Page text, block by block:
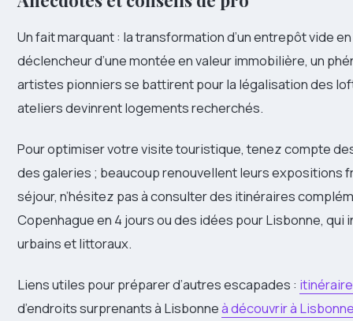
Un fait marquant : la transformation d’un entrepôt vide
déclencheur d’une montée en valeur immobilière, un
artistes pionniers se battirent pour la légalisation des
ateliers devinrent logements recherchés.
Pour optimiser votre visite touristique, tenez compte
des galeries ; beaucoup renouvellent leurs expositions
séjour, n’hésitez pas à consulter des itinéraires
Copenhague en 4 jours ou des idées pour Lisbonne,
urbains et littoraux.
Liens utiles pour préparer d’autres escapades :
d’endroits surprenants à Lisbonneà découvrir à